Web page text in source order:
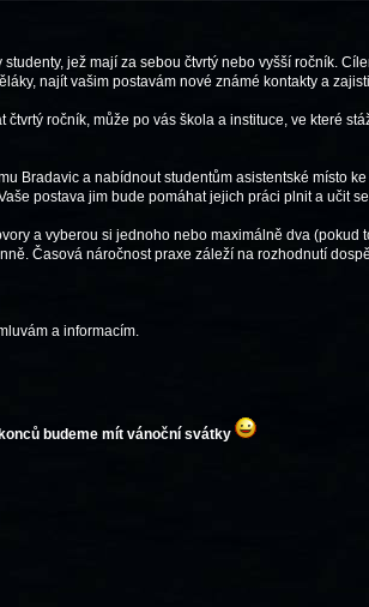
jež mají za sebou čtvrtý nebo vyšší ročník.
najít vašim postavám nové známé kontakty a
ročník, může po vás škola a instituce, ve které
Bradavic a nabídnout studentům asistentské místo
postava jim bude pomáhat jejich práci plnit a učit
a vyberou si jednoho nebo maximálně dva (pokud
Časová náročnost praxe záleží na rozhodnutí
a informacím.
budeme mít vánoční svátky